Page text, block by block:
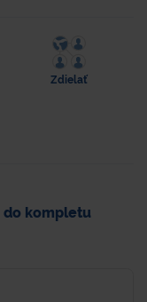
Zdielať
kompletu